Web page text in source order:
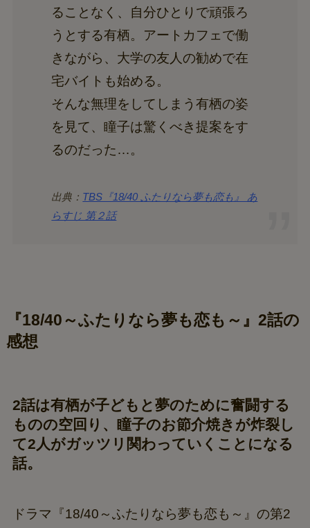
ることなく、自分ひとりで頑張ろ
うとする有栖。アートカフェで働
きながら、大学の友人の勧めで在
宅バイトも始める。
そんな無理をしてしまう有栖の姿
を見て、瞳子は驚くべき提案をす
るのだった…。
出典： TBS『18/40 ふたりなら夢も恋も』 あ
らすじ 第２話
『18/40～ふたりなら夢も恋も～』2話の
感想
2話は有栖が子どもと夢のために奮闘する
ものの空回り、瞳子のお節介焼きが炸裂し
て2人がガッツリ関わっていくことになる
話。
ドラマ『18/40～ふたりなら夢も恋も～』の第2